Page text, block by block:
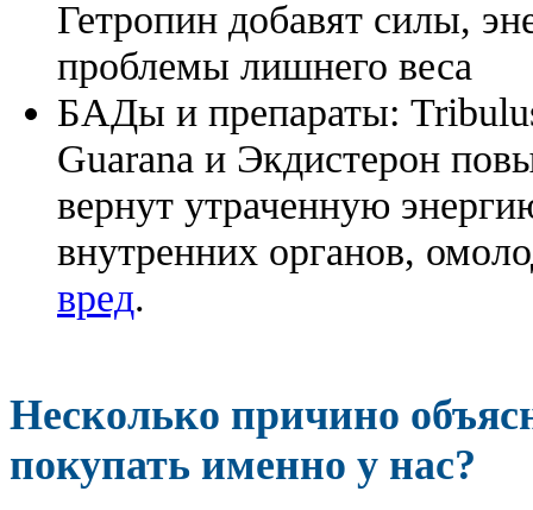
Гетропин добавят силы,
проблемы лишнего веса
БАДы и препараты:
Guarana и Экдистерон
вернут утраченную
внутренних органов,
вред.
Несколько причино
покупать именно у нас?